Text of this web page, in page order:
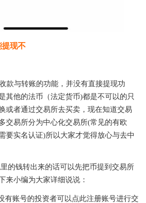
提现不
款与转账的功能，并没有直接提现功
其他的法币（法定货币)都是不可以的只
或者通过交易所去买卖，现在知道交易
交易所分为中心化交易所(常见的有欧
要实名认证)所以大家才觉得放心与去中
的钱转出来的话可以先把币提到交易所
来小编为大家详细说说：
有账号的投资者可以点此注册账号进行交